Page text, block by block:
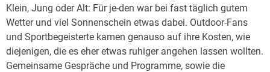
Klein, Jung oder Alt: Für je-den war bei fast täglich gutem
Wetter und viel Sonnenschein etwas dabei. Outdoor-Fans
und Sportbegeisterte kamen genauso auf ihre Kosten, wie
diejenigen, die es eher etwas ruhiger angehen lassen wollten.
Gemeinsame Gespräche und Programme, sowie die